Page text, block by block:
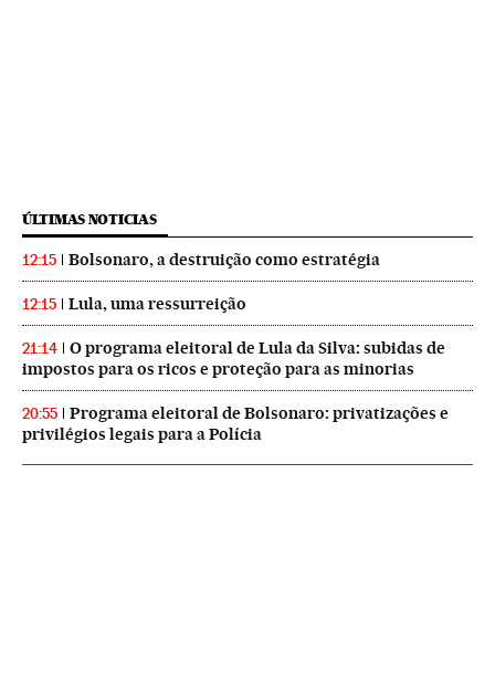
ÚLTIMAS NOTICIAS
12:15 Bolsonaro, a destruição como estratégia
12:15 Lula, uma ressurreição
21:14
O programa eleitoral de Lula da Silva: subidas de
impostos para os ricos e proteção para as minorias
20:55
Programa eleitoral de Bolsonaro: privatizações e
privilégios legais para a Polícia